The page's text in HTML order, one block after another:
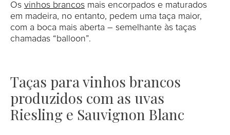
Os vinhos brancos mais encorpados e maturados
em madeira, no entanto, pedem uma taça maior,
com a boca mais aberta – semelhante às taças
chamadas “balloon”.
Taças para vinhos brancos
produzidos com as uvas
Riesling e Sauvignon Blanc